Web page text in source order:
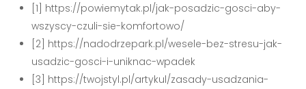
[1] https://powiemytak.pl/jak-posadzic-gosci-aby-
wszyscy-czuli-sie-komfortowo/
[2] https://nadodrzepark.pl/wesele-bez-stresu-jak-
usadzic-gosci-i-uniknac-wpadek
[3] https://twojstyl.pl/artykul/zasady-usadzania-